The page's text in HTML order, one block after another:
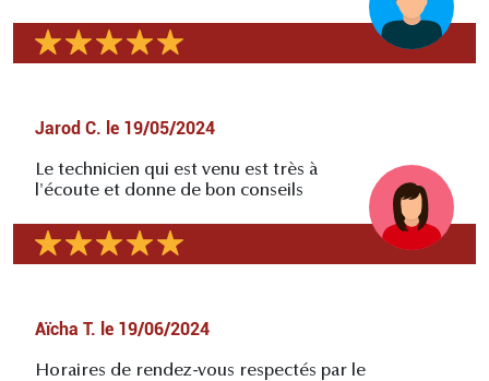
Jarod C. le 19/05/2024
Le technicien qui est venu est très à
l'écoute et donne de bon conseils
Aïcha T. le 19/06/2024
Horaires de rendez-vous respectés par le